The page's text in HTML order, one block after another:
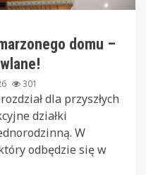
domu –
301
dla przyszłych
działki
W
odbędzie się w